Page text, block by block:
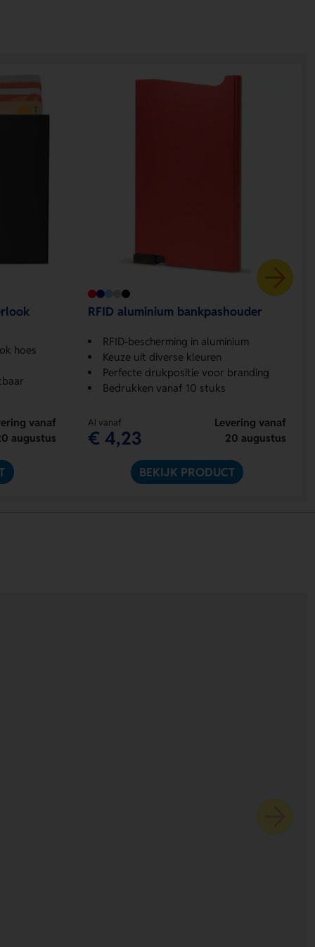
hoes
vanaf
augustus
RFID aluminium bankpashouder
RFID-bescherming in aluminium
Keuze uit diverse kleuren
Perfecte drukpositie voor branding
Bedrukken vanaf 10 stuks
Al vanaf
€ 4,23
Levering vanaf
20 augustus
BEKIJK PRODUCT